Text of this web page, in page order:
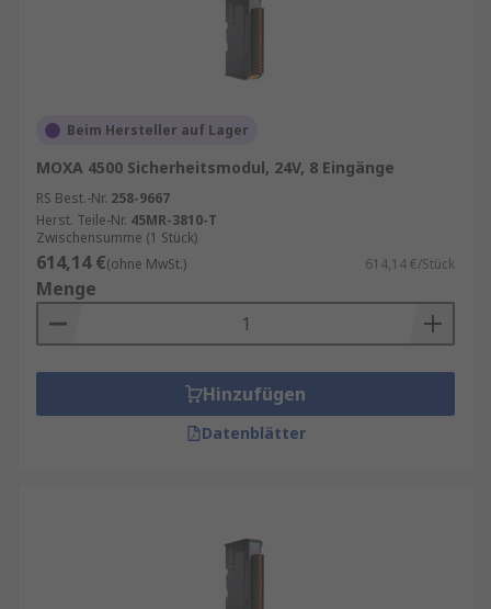
Beim Hersteller auf Lager
MOXA 4500 Sicherheitsmodul, 24V, 8 Eingänge
RS Best.-Nr. 258-9667
Herst. Teile-Nr. 45MR-3810-T
Zwischensumme (1 Stück)
614,14 €(ohne MwSt.) 614,14 €/Stück
Menge
Hinzufügen
Datenblätter